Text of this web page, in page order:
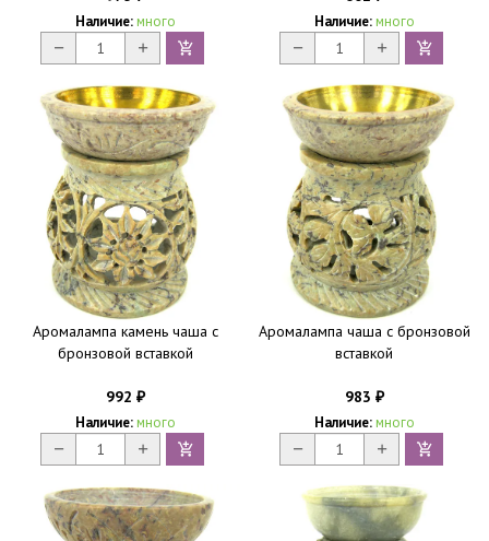
Наличие: много Наличие: много
Аромалампа камень чаша с
бронзовой вставкой
992 ₽
Наличие: много
Аромалампа чаша с бронзовой
вставкой
983 ₽
Наличие: много